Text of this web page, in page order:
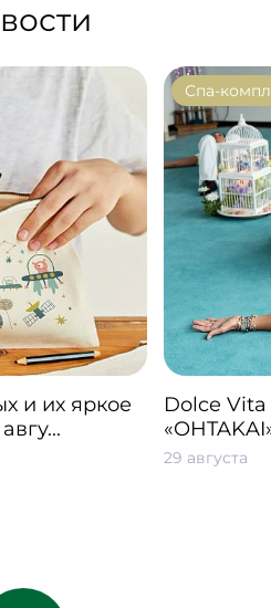
NAM БЫ WINE
РЕСТОРАН И РЫБАЛКА
«ОХТА НА САМОВАРЕ»
и их яркое
Спа-
Dolce
29 августа